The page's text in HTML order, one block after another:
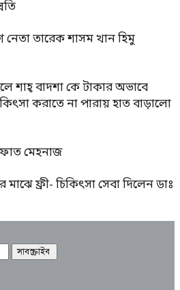
তারেক শাসম খান হিমু
শাহ্ বাদশা কে টাকার অভাবে
করাতে না পারায় হাত বাড়ালো
মেহনাজ
ফ্রী- চিকিৎসা সেবা দিলেন ডাঃ